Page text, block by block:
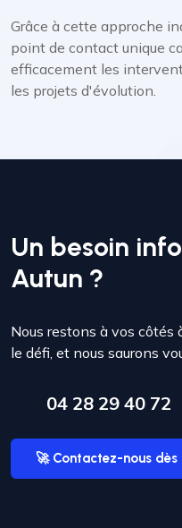
Grâce à cette approche
point de contact unique
efficacement les
les projets d'évolution.
Un besoin
Autun ?
Nous restons à vos côtés
le défi, et nous saurons
04 28 29 40 72
🚀 Contactez-nous